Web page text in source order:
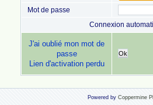
Mot de passe
Connexion
J'ai oublié mon mot de
passe
Lien d'activation perdu
Ok
Powered by Coppermine